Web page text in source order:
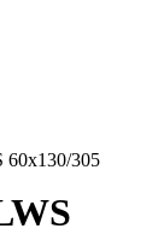
60х130/305